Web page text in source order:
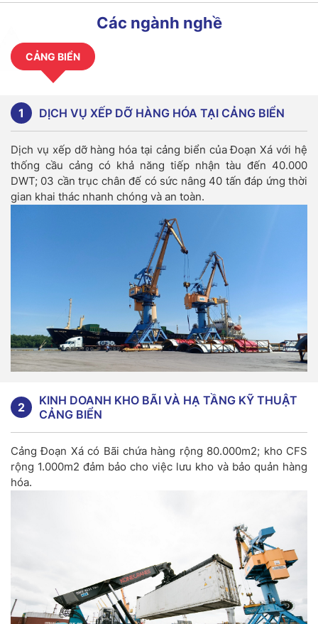
Các ngành nghề
CẢNG BIỂN
1 DỊCH VỤ XẾP DỠ HÀNG HÓA TẠI CẢNG BIỂN
Dịch vụ xếp dỡ hàng hóa tại cảng biển của Đoạn Xá với hệ
thống cầu cảng có khả năng tiếp nhận tàu đến 40.000
DWT; 03 cần trục chân đế có sức nâng 40 tấn đáp ứng thời
gian khai thác nhanh chóng và an toàn.
2
KINH DOANH KHO BÃI VÀ HẠ TẦNG KỸ THUẬT
CẢNG BIỂN
Cảng Đoạn Xá có Bãi chứa hàng rộng 80.000m2; kho CFS
rộng 1.000m2 đảm bảo cho việc lưu kho và bảo quản hàng
hóa.